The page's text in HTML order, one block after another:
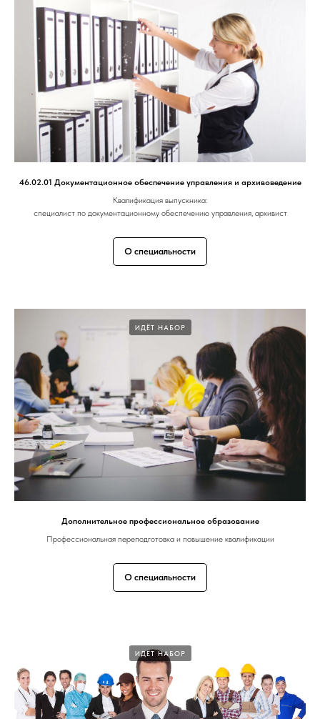
46.02.01 Документационное обеспечение управления и архивоведение
Квалификация выпускника:
специалист по документационному обеспечению управления, архивист
О специальности
ИДЁТ НАБОР
Дополнительное профессиональное образование
Профессиональная переподготовка и повышение квалификации
О специальности
ИДЁТ НАБОР